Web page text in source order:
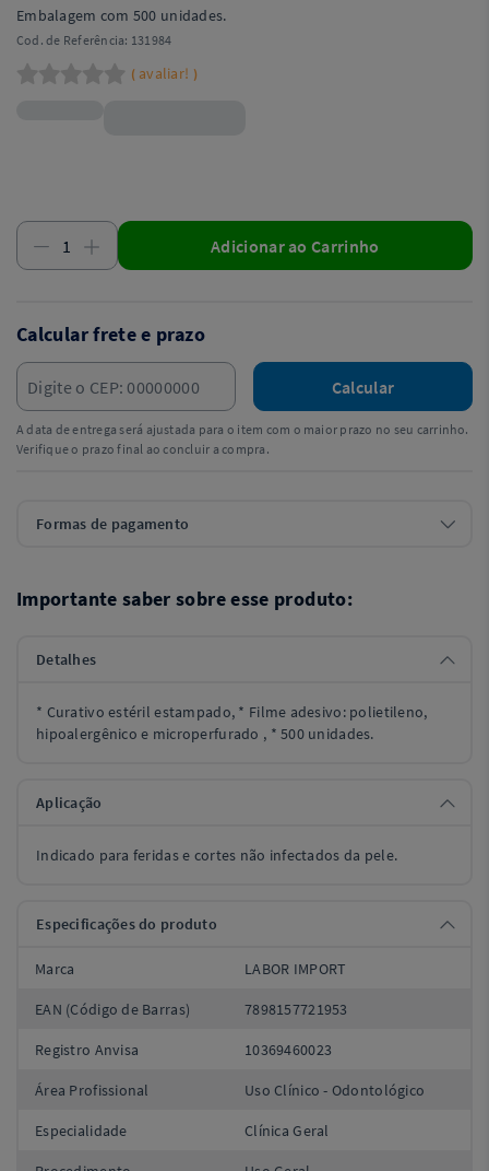
Embalagem com 500 unidades.
Cod. de Referência: 131984
( avaliar! )
Adicionar ao Carrinho
Calcular frete e prazo
Calcular
A data de entrega será ajustada para o item com o maior prazo no seu carrinho.
Verifique o prazo final ao concluir a compra.
Formas de pagamento
Importante saber sobre esse produto:
Detalhes
* Curativo estéril estampado, * Filme adesivo: polietileno,
hipoalergênico e microperfurado , * 500 unidades.
Aplicação
Indicado para feridas e cortes não infectados da pele.
Especificações do produto
Marca LABOR IMPORT
EAN (Código de Barras) 7898157721953
Registro Anvisa 10369460023
Área Profissional Uso Clínico - Odontológico
Especialidade Clínica Geral